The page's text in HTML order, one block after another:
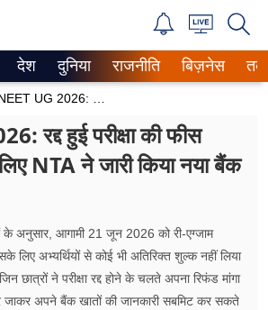
News
देश दुनिया राजनीति बिज़नेस
रद्द हुई परीक्षा की फीस
NTA ने जारी किया नया बैंक
के अनुसार, आगामी 21 जून 2026 को री-एग्जाम
लिए अभ्यर्थियों से कोई भी अतिरिक्त शुल्क नहीं लिया
छात्रों ने परीक्षा रद्द होने के चलते अपना रिफंड मांगा
जाकर अपने बैंक खातों की जानकारी सबमिट कर सकते